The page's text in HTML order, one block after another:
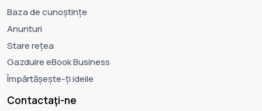
Baza de cunoștințe
Anunturi
Stare rețea
Gazduire eBook Business
Împărtășește-ți ideile
Contactaţi-ne